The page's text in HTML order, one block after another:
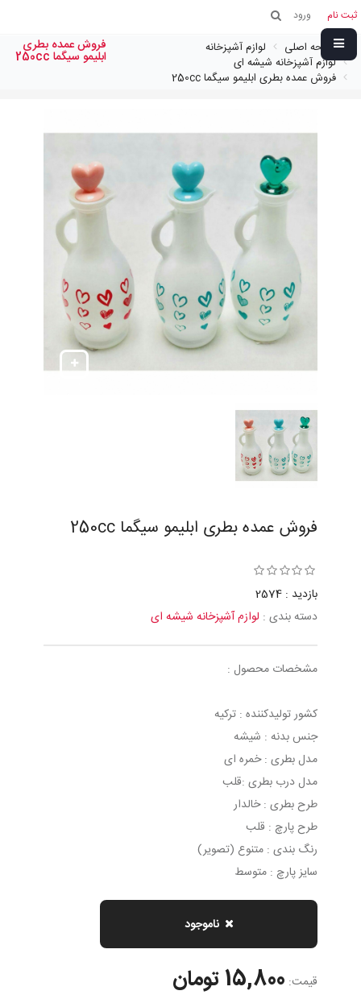
ثبت نام ورود
صفحه اصلی
لوازم آشپزخانه
لوازم آشپزخانه شیشه ای
فروش عمده بطری ابلیمو سیگما 250cc
فروش عمده بطری
ابلیمو سیگما 250cc
فروش عمده بطری ابلیمو سیگما 250cc
بازدید : 2574
دسته بندی : لوازم آشپزخانه شیشه ای
مشخصات محصول :
کشور تولیدکننده : ترکیه
جنس بدنه : شیشه
مدل بطری : خمره ای
مدل درب بطری :قلب
طرح بطری : خالدار
طرح پارچ : قلب
رنگ بندی : متنوع (تصویر)
سایز پارچ : متوسط
ناموجود
قیمت: 15,800 تومان